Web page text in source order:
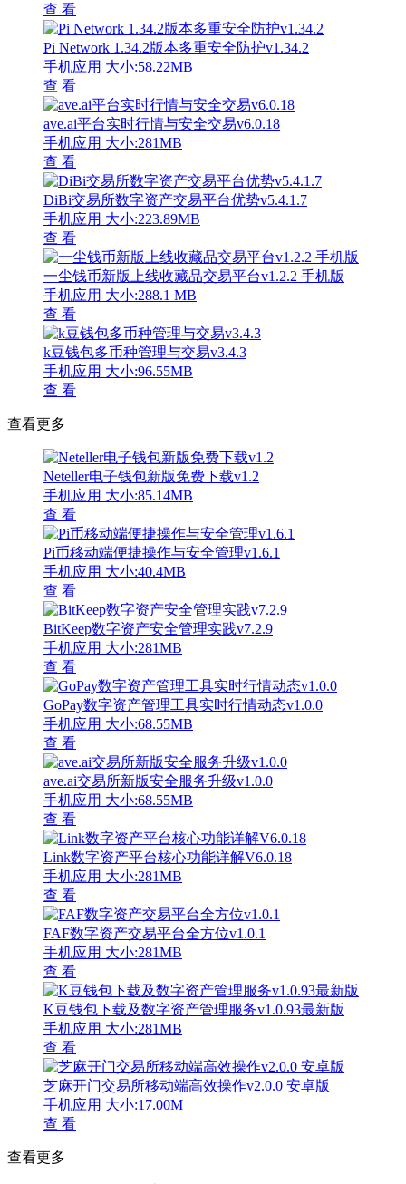
查 看
Pi Network 1.34.2版本多重安全防护v1.34.2
手机应用 大小:58.22MB
查 看
ave.ai平台实时行情与安全交易v6.0.18
手机应用 大小:281MB
查 看
DiBi交易所数字资产交易平台优势v5.4.1.7
手机应用 大小:223.89MB
查 看
一尘钱币新版上线收藏品交易平台v1.2.2 手机版
手机应用 大小:288.1 MB
查 看
k豆钱包多币种管理与交易v3.4.3
手机应用 大小:96.55MB
查 看
查看更多
Neteller电子钱包新版免费下载v1.2
手机应用 大小:85.14MB
查 看
Pi币移动端便捷操作与安全管理v1.6.1
手机应用 大小:40.4MB
查 看
BitKeep数字资产安全管理实践v7.2.9
手机应用 大小:281MB
查 看
GoPay数字资产管理工具实时行情动态v1.0.0
手机应用 大小:68.55MB
查 看
ave.ai交易所新版安全服务升级v1.0.0
手机应用 大小:68.55MB
查 看
Link数字资产平台核心功能详解V6.0.18
手机应用 大小:281MB
查 看
FAF数字资产交易平台全方位v1.0.1
手机应用 大小:281MB
查 看
K豆钱包下载及数字资产管理服务v1.0.93最新版
手机应用 大小:281MB
查 看
芝麻开门交易所移动端高效操作v2.0.0 安卓版
手机应用 大小:17.00M
查 看
查看更多